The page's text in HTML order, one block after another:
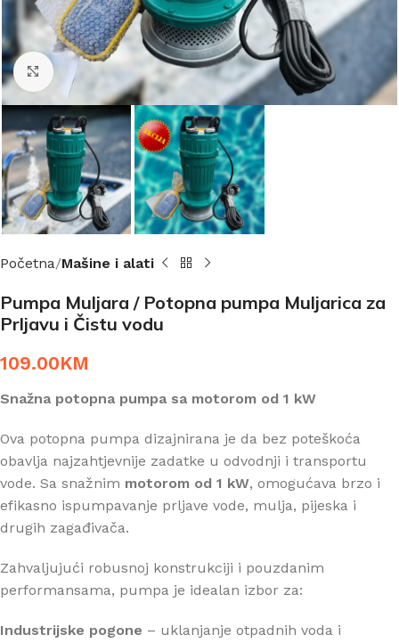
Click to enlarge
Početna Mašine i alati
Pumpa Muljara / Potopna pumpa Muljarica za
Prljavu i Čistu vodu
109.00KM
Snažna potopna pumpa sa motorom od 1 kW
Ova potopna pumpa dizajnirana je da bez poteškoća
obavlja najzahtjevnije zadatke u odvodnji i transportu
vode. Sa snažnim motorom od 1 kW, omogućava brzo i
efikasno ispumpavanje prljave vode, mulja, pijeska i
drugih zagađivača.
Zahvaljujući robusnoj konstrukciji i pouzdanim
performansama, pumpa je idealan izbor za:
Industrijske pogone – uklanjanje otpadnih voda i